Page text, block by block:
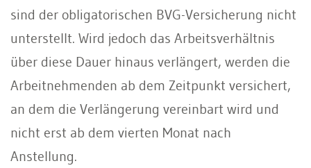
sind der obligatorischen BVG-Versicherung nicht
unterstellt. Wird jedoch das Arbeitsverhältnis
über diese Dauer hinaus verlängert, werden die
Arbeitnehmenden ab dem Zeitpunkt versichert,
an dem die Verlängerung vereinbart wird und
nicht erst ab dem vierten Monat nach
Anstellung.